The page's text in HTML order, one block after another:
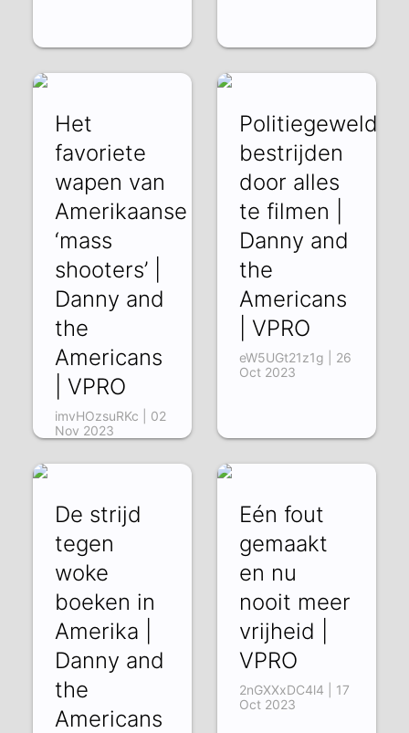
Het
favoriete
wapen van
Amerikaanse
‘mass
shooters’ |
Danny and
the
Americans
| VPRO
imvHOzsuRKc | 02
Nov 2023
Politiegeweld
bestrijden
door alles
te filmen |
Danny and
the
Americans
| VPRO
eW5UGt21z1g | 26
Oct 2023
De strijd
tegen
woke
boeken in
Amerika |
Danny and
the
Americans
Eén fout
gemaakt
en nu
nooit meer
vrijheid |
VPRO
2nGXXxDC4l4 | 17
Oct 2023